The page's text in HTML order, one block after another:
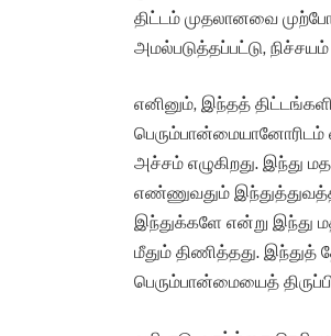
திட்டம் முதலானவை
அமல்படுத்தப்பட்டு,
எனினும், இந்தத்
அச்சம் எழுகிறது. இந்து
எண்ணுவதும்
இந்துக்களே என்று இந்து
மீதும் திணித்தது.
பெரும்பான்மையைத்